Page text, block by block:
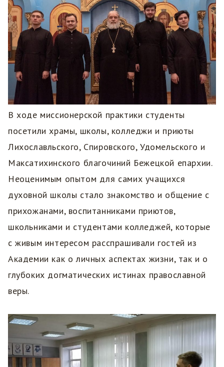
В ходе миссионерской практики студенты
посетили храмы, школы, колледжи и приюты
Лихославльского, Спировского, Удомельского и
Максатихинского благочиний Бежецкой епархии.
Неоценимым опытом для самих учащихся
духовной школы стало знакомство и общение с
прихожанами, воспитанниками приютов,
школьниками и студентами колледжей, которые
с живым интересом расспрашивали гостей из
Академии как о личных аспектах жизни, так и о
глубоких догматических истинах православной
веры.